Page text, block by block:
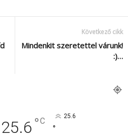
Következő cikk
Mindenkit szeretettel várunk!
:)…
25.6 °C 25.6
°